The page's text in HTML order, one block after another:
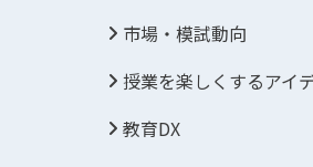
市場・模試動向
授業を楽しくするアイ
教育DX